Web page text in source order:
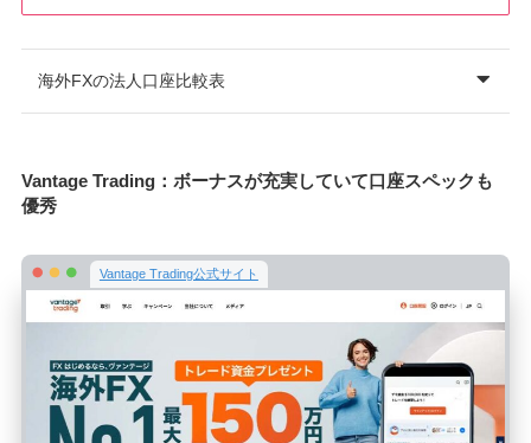
海外FXの法人口座比較表
Vantage Trading：ボーナスが充実していて口座スペックも
優秀
Vantage Trading公式サイト